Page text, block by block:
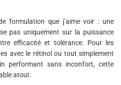
formulation que j’aime voir : une
pas uniquement sur la puissance
efficacité et tolérance. Pour les
avec le rétinol ou tout simplement
performant sans inconfort, cette
atout.